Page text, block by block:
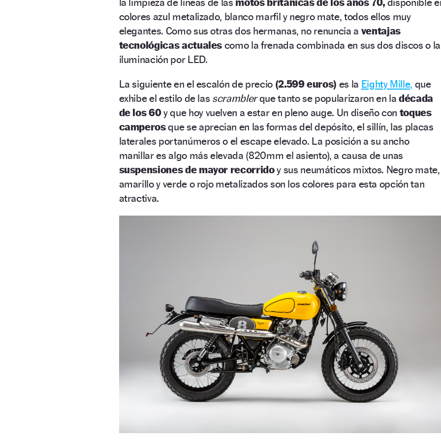
colores azul metalizado, blanco marfil y negro mate, todos ellos muy
elegantes. Como sus otras dos hermanas, no renuncia a ventajas
tecnológicas actuales como la frenada combinada en sus dos discos o la
iluminación por LED.
La siguiente en el escalón de precio (2.599 euros) es la Eighty Mille, que
exhibe el estilo de las scramblerque tanto se popularizaron en ladécada
de los 60y que hoy vuelven a estar en pleno auge. Un diseño con toques
camperosque se aprecian en las formas del depósito, el sillín, las placas
laterales portanúmeros o el escape elevado. La posición a su ancho
manillar es algo más elevada (820mm el asiento), a causa de unas
suspensiones de mayor recorridoy sus neumáticos mixtos. Negro mate,
amarillo y verde o rojo metalizados son los colores para esta opción tan
atractiva.